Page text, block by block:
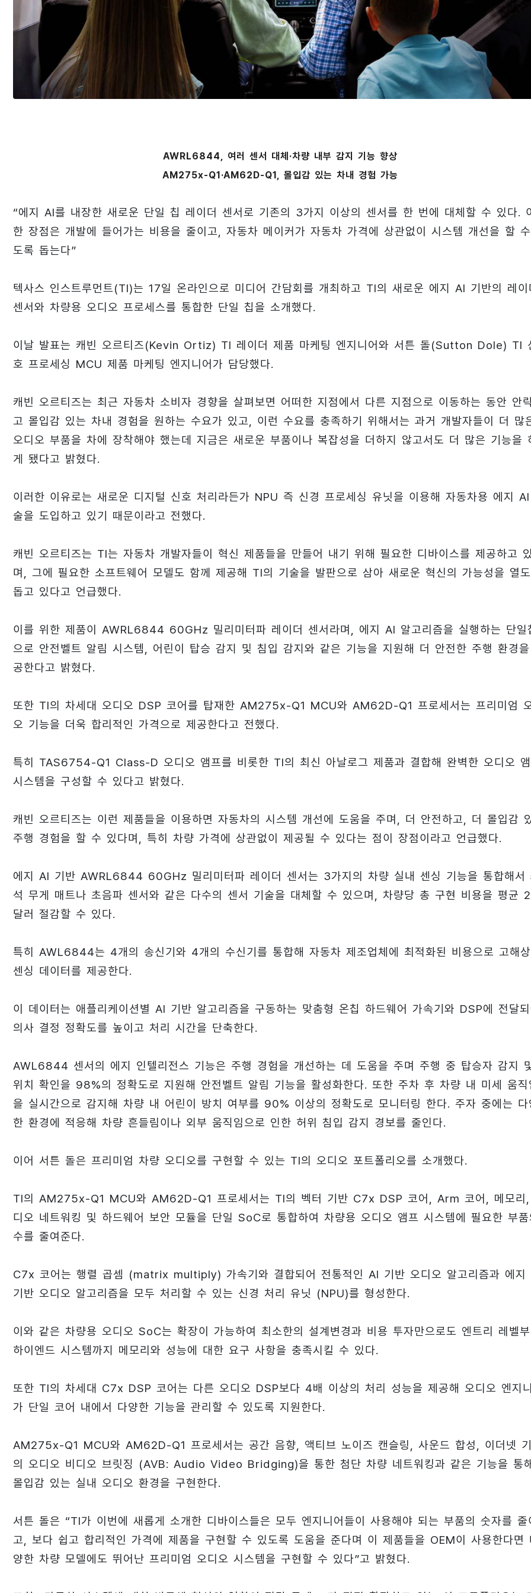
AWRL6844, 여러 센서 대체·차량 내부 감지 기능 향상
AM275x-Q1·AM62D-Q1, 몰입감 있는 차내 경험 가능
“에지 AI를 내장한 새로운 단일 칩 레이더 센서로 기존의 3가지 이상의 센서를 한 번에 대체할 수 있다.
한 장점은 개발에 들어가는 비용을 줄이고, 자동차 메이커가 자동차 가격에 상관없이 시스템 개선을 할
도록 돕는다”
텍사스 인스트루먼트(TI)는 17일 온라인으로 미디어 간담회를 개최하고 TI의 새로운 에지 AI 기반의 레이
센서와 차량용 오디오 프로세스를 통합한 단일 칩을 소개했다.
이날 발표는 캐빈 오르티즈(Kevin Ortiz) TI 레이더 제품 마케팅 엔지니어와 서튼 돌(Sutton Dole) TI
호 프로세싱 MCU 제품 마케팅 엔지니어가 담당했다.
캐빈 오르티즈는 최근 자동차 소비자 경향을 살펴보면 어떠한 지점에서 다른 지점으로 이동하는 동안 안
고 몰입감 있는 차내 경험을 원하는 수요가 있고, 이런 수요를 충족하기 위해서는 과거 개발자들이 더 많
오디오 부품을 차에 장착해야 했는데 지금은 새로운 부품이나 복잡성을 더하지 않고서도 더 많은 기능을
게 됐다고 밝혔다.
이러한 이유로는 새로운 디지털 신호 처리라든가 NPU 즉 신경 프로세싱 유닛을 이용해 자동차용 에지 AI
술을 도입하고 있기 때문이라고 전했다.
캐빈 오르티즈는 TI는 자동차 개발자들이 혁신 제품들을 만들어 내기 위해 필요한 디바이스를 제공하고
며, 그에 필요한 소프트웨어 모델도 함께 제공해 TI의 기술을 발판으로 삼아 새로운 혁신의 가능성을 열
돕고 있다고 언급했다.
이를 위한 제품이 AWRL6844 60GHz 밀리미터파 레이더 센서라며, 에지 AI 알고리즘을 실행하는 단일
으로 안전벨트 알림 시스템, 어린이 탑승 감지 및 침입 감지와 같은 기능을 지원해 더 안전한 주행 환경을
공한다고 밝혔다.
또한 TI의 차세대 오디오 DSP 코어를 탑재한 AM275x-Q1 MCU와 AM62D-Q1 프로세서는 프리미엄
오 기능을 더욱 합리적인 가격으로 제공한다고 전했다.
특히 TAS6754-Q1 Class-D 오디오 앰프를 비롯한 TI의 최신 아날로그 제품과 결합해 완벽한 오디오
시스템을 구성할 수 있다고 밝혔다.
캐빈 오르티즈는 이런 제품들을 이용하면 자동차의 시스템 개선에 도움을 주며, 더 안전하고, 더 몰입감
주행 경험을 할 수 있다며, 특히 차량 가격에 상관없이 제공될 수 있다는 점이 장점이라고 언급했다.
에지 AI 기반 AWRL6844 60GHz 밀리미터파 레이더 센서는 3가지의 차량 실내 센싱 기능을 통합해서
석 무게 매트나 초음파 센서와 같은 다수의 센서 기술을 대체할 수 있으며, 차량당 총 구현 비용을 평균
달러 절감할 수 있다.
특히 AWL6844는 4개의 송신기와 4개의 수신기를 통합해 자동차 제조업체에 최적화된 비용으로 고해
센싱 데이터를 제공한다.
이 데이터는 애플리케이션별 AI 기반 알고리즘을 구동하는 맞춤형 온칩 하드웨어 가속기와 DSP에 전달되
의사 결정 정확도를 높이고 처리 시간을 단축한다.
AWL6844 센서의 에지 인텔리전스 기능은 주행 경험을 개선하는 데 도움을 주며 주행 중 탑승자 감지
위치 확인을 98%의 정확도로 지원해 안전벨트 알림 기능을 활성화한다. 또한 주차 후 차량 내 미세 움직
을 실시간으로 감지해 차량 내 어린이 방치 여부를 90% 이상의 정확도로 모니터링 한다. 주자 중에는 다
한 환경에 적응해 차량 흔들림이나 외부 움직임으로 인한 허위 침입 감지 경보를 줄인다.
이어 서튼 돌은 프리미엄 차량 오디오를 구현할 수 있는 TI의 오디오 포트폴리오를 소개했다.
TI의 AM275x-Q1 MCU와 AM62D-Q1 프로세서는 TI의 벡터 기반 C7x DSP 코어, Arm 코어, 메모리
디오 네트워킹 및 하드웨어 보안 모듈을 단일 SoC로 통합하여 차량용 오디오 앰프 시스템에 필요한 부품
수를 줄여준다.
C7x 코어는 행렬 곱셈 (matrix multiply) 가속기와 결합되어 전통적인 AI 기반 오디오 알고리즘과 에지
기반 오디오 알고리즘을 모두 처리할 수 있는 신경 처리 유닛 (NPU)를 형성한다.
이와 같은 차량용 오디오 SoC는 확장이 가능하여 최소한의 설계변경과 비용 투자만으로도 엔트리 레벨부
하이엔드 시스템까지 메모리와 성능에 대한 요구 사항을 충족시킬 수 있다.
또한 TI의 차세대 C7x DSP 코어는 다른 오디오 DSP보다 4배 이상의 처리 성능을 제공해 오디오 엔지
가 단일 코어 내에서 다양한 기능을 관리할 수 있도록 지원한다.
AM275x-Q1 MCU와 AM62D-Q1 프로세서는 공간 음향, 액티브 노이즈 캔슬링, 사운드 합성, 이더넷
의 오디오 비디오 브릿징 (AVB: Audio Video Bridging)을 통한 첨단 차량 네트워킹과 같은 기능을 통
몰입감 있는 실내 오디오 환경을 구현한다.
서튼 돌은 “TI가 이번에 새롭게 소개한 디바이스들은 모두 엔지니어들이 사용해야 되는 부품의 숫자를 줄
고, 보다 쉽고 합리적인 가격에 제품을 구현할 수 있도록 도움을 준다며 이 제품들을 OEM이 사용한다면
양한 차량 모델에도 뛰어난 프리미엄 오디오 시스템을 구현할 수 있다”고 밝혔다.